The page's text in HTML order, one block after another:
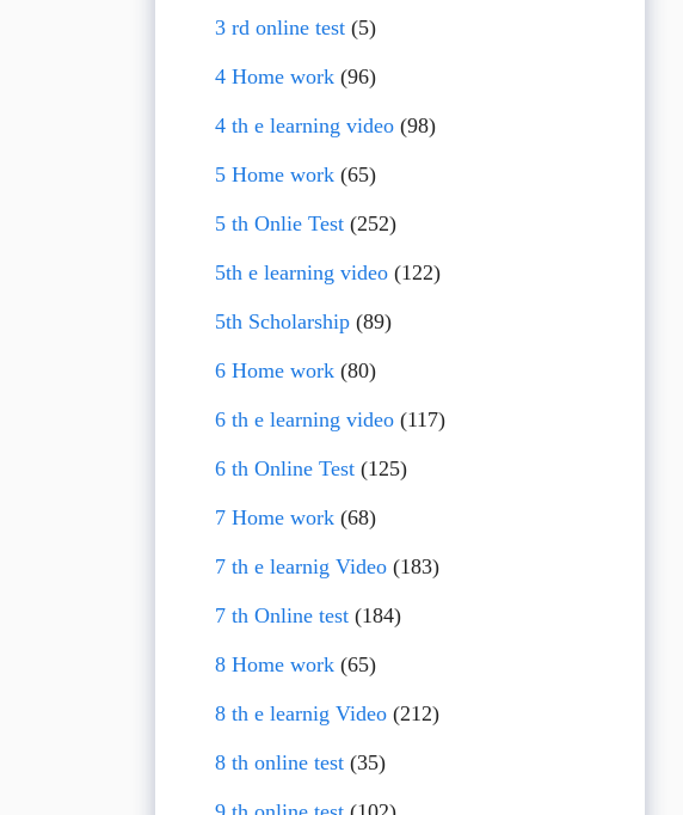
3 rd online test(5)
4 Home work(96)
4 th e learning video(98)
5 Home work(65)
5 th Onlie Test(252)
5th e learning video(122)
5th Scholarship(89)
6 Home work(80)
6 th e learning video(117)
6 th Online Test(125)
7 Home work(68)
7 th e learnig Video(183)
7 th Online test(184)
8 Home work(65)
8 th e learnig Video(212)
8 th online test(35)